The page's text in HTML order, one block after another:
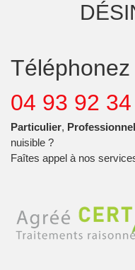
Téléphonez
04 93 92
Particulier, Professionnel
nuisible ?
Faîtes appel à nos